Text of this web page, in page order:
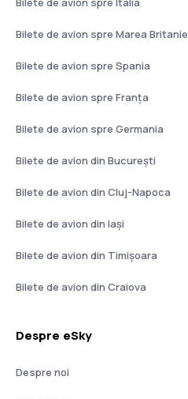
Bilete de avion spre Marea Britanie
Bilete de avion spre Spania
Bilete de avion spre Franţa
Bilete de avion spre Germania
Bilete de avion din București
Bilete de avion din Cluj-Napoca
Bilete de avion din Iași
Bilete de avion din Timișoara
Bilete de avion din Craiova
Despre eSky
Despre noi